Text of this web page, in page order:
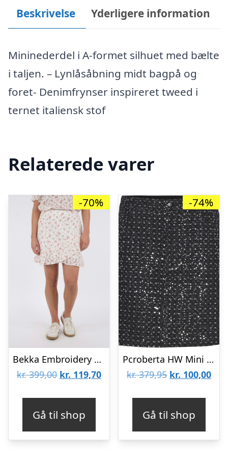
Beskrivelse Yderligere information
Mininederdel i A-formet silhuet med bælte
i taljen. – Lynlåsåbning midt bagpå og
foret- Denimfrynser inspireret tweed i
ternet italiensk stof
Relaterede varer
-70%
Bekka Embroidery Rose Skirt
kr.399,00 Den
var:
kr. 399,00.
kr. 119,70Den
kr. 119,70.
Gå til shop
-74%
Pcroberta HW Mini Sequins Skirt
kr.379,95 Den
var:
kr. 379,95.
kr. 100,00Den
kr.
Gå til shop